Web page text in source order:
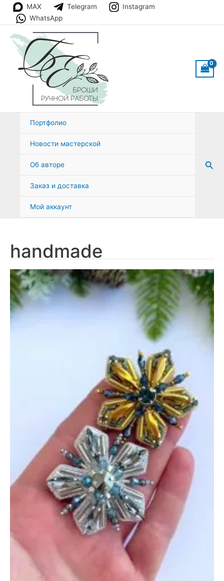
Перейти
содержимому
MAX Telegram
Instagram
WhatsApp
Портфолио
Новости мастерской
Об авторе
Заказ и доставка
Мой аккаунт
handmade